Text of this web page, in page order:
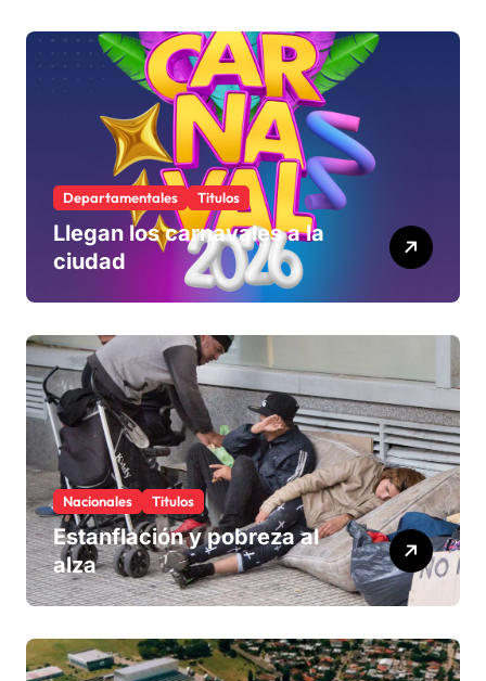
rechaza
Departamentales Titulos
Llegan los carnavales a la
ciudad
Nacionales Titulos
Estanflación y pobreza al
alza